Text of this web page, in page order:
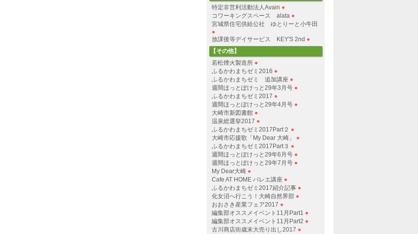
特定非営利活動法人Avain ●
コワーキングスペース alata ●
宮城県住宅供給公社 ゆとりーと小牛田
●
放課後等デイサービス KEY'S 2nd ●
【その他】
若松煙火製造所 ●
ふるかわまちゼミ2016 ●
ふるかわまちゼミ 追加講座 ●
週間ほっとぽけっと29年3月号 ●
ふるかわまちゼミ2017 ●
週間ほっとぽけっと29年4月号 ●
大崎市新図書館 ●
温泉総選挙2017 ●
ふるかわまちゼミ2017Part２ ●
大崎市応援歌「My Dear 大崎」
●
ふるかわまちゼミ2017Part３ ●
週間ほっとぽけっと29年6月号 ●
週間ほっとぽけっと29年7月号 ●
My Dear大崎 ●
Cafe AT HOME バレエ講座 ●
ふるかわまちゼミ2017紹介記事 ●
化女沼へ行こう！大崎自然界部 ●
おおさき産業フェア2017 ●
編集部オススメイベント11月Part1 ●
編集部オススメイベント11月Part2 ●
古川商店街歳末大売り出し2017 ●